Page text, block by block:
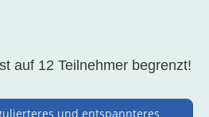
auf 12 Teilnehmer begrenzt!
und entspannteres